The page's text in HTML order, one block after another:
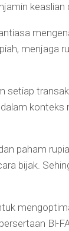
keaslian
menjaga
setiap
paham
bijak.
Bl-